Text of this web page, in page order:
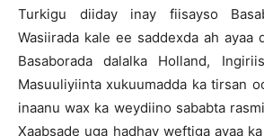
Turkigu diiday inay fiisayso
Wasiirada kale ee saddexda ah ayaa
Basaborada dalalka Holland,
Masuuliyiinta xukuumadda ka tirsan
inaanu wax ka weydiino sababta
Xaabsade uga hadhay weftiga ayaa